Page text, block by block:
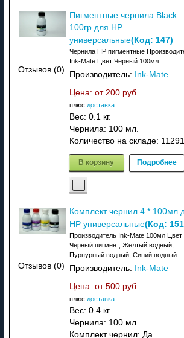
Отзывов (0)
Пигментные чернила Black
100гр для HP
универсальные(Код: 147)
Чернила HP пигментные
Ink-Mate Цвет Черный 100мл
Производитель: Ink-Mate
Цена: от 200 руб
плюс доставка
Вес: 0.1 кг.
Чернила: 100 мл.
Количество на складе: 11291
В корзину Подробнее
Отзывов (0)
Комплект чернил 4 * 100мл
HP универсальные(Код: 151
Производитель Ink-Mate 100мл Цвет
Черный пигмент, Желтый водный,
Пурпурный водный, Синий водный.
Производитель: Ink-Mate
Цена: от 500 руб
плюс доставка
Вес: 0.4 кг.
Чернила: 100 мл.
Комплект чернил: Да